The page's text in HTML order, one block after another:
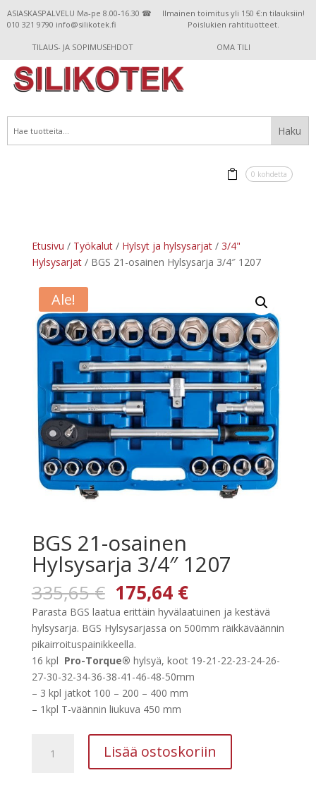
ASIASKASPALVELU Ma-pe 8.00-16.30 ☎
010 321 9790 info@silikotek.fi
Ilmainen toimitus yli 150 €:n tilauksiin!
Poislukien rahtituotteet.
TILAUS- JA SOPIMUSEHDOT OMA TILI
0 kohdetta
Etusivu / Työkalut/ Hylsyt ja hylsysarjat/ 3/4"
Hylsysarjat/ BGS 21-osainen Hylsysarja 3/4″ 1207
Ale!
BGS 21-osainen
Hylsysarja 3/4″ 1207
335,65€ Alkuperäinen
hinta
oli:
335,65 €.
175,64 €Nykyinen
hinta
on:
175,64 €.
Parasta BGS laatua erittäin hyvälaatuinen ja kestävä
hylsysarja. BGS Hylsysarjassa on 500mm räikkäväännin
pikairroituspainikkeella.
16 kpl Pro-Torque® hylsyä, koot 19-21-22-23-24-26-
27-30-32-34-36-38-41-46-48-50mm
– 3 kpl jatkot 100 – 200 – 400 mm
– 1kpl T-väännin liukuva 450 mm
Lisää ostoskoriin